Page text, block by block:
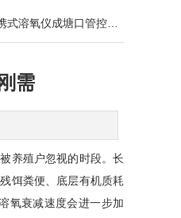
氧仪成塘口管控刚需
需
养殖户忽视的时段。长
饵粪便、底层有机质耗
氧衰减速度会进一步加